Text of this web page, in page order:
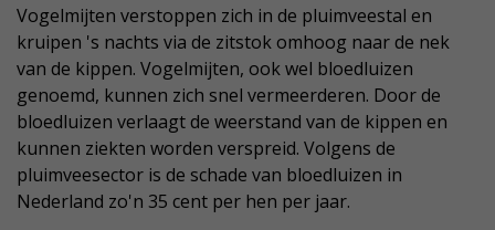
Vogelmijten verstoppen zich in de pluimveestal en
kruipen 's nachts via de zitstok omhoog naar de nek
van de kippen. Vogelmijten, ook wel bloedluizen
genoemd, kunnen zich snel vermeerderen. Door de
bloedluizen verlaagt de weerstand van de kippen en
kunnen ziekten worden verspreid. Volgens de
pluimveesector is de schade van bloedluizen in
Nederland zo'n 35 cent per hen per jaar.